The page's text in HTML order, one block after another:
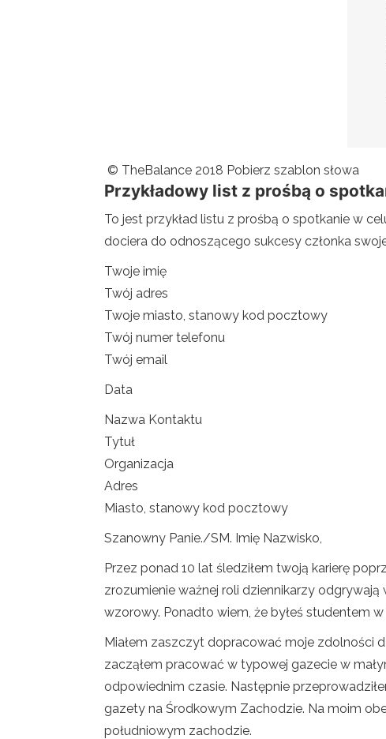
© TheBalance 2018 Pobierz szablon słowa
Przykładowy list z prośbą o
To jest przykład listu z prośbą o spotkanie w
dociera do odnoszącego sukcesy członka
Twoje imię
Twój adres
Twoje miasto, stanowy kod pocztowy
Twój numer telefonu
Twój email
Data
Nazwa Kontaktu
Tytuł
Organizacja
Adres
Miasto, stanowy kod pocztowy
Szanowny Panie./SM. Imię Nazwisko,
Przez ponad 10 lat śledziłem twoją karierę
zrozumienie ważnej roli dziennikarzy
wzorowy. Ponadto wiem, że byłeś studentem
Miałem zaszczyt dopracować moje zdolności
zacząłem pracować w typowej gazecie w
odpowiednim czasie. Następnie
gazety na Środkowym Zachodzie. Na moim
południowym zachodzie.